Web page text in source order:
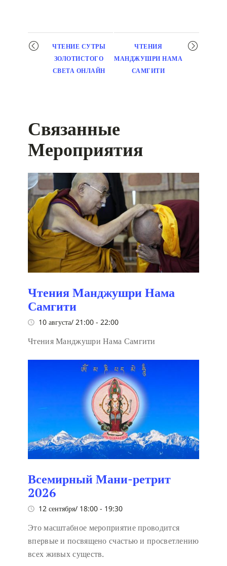
Мероприятие
навигация
ЧТЕНИЕ СУТРЫ
ЗОЛОТИСТОГО
СВЕТА ОНЛАЙН
ЧТЕНИЯ
МАНДЖУШРИ НАМА
САМГИТИ
Связанные
Мероприятия
Чтения Манджушри Нама
Самгити
10 августа/ 21:00 - 22:00
Чтения Манджушри Нама Самгити
Всемирный Мани-ретрит
2026
12 сентября/ 18:00 - 19:30
Это масштабное мероприятие проводится
впервые и посвящено счастью и просветлению
всех живых существ.